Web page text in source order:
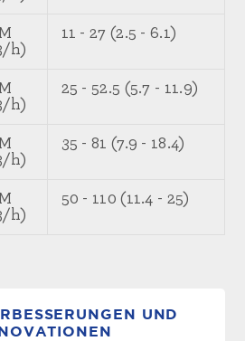
h)
11 - 27 (2.5 - 6.1)
h)
25 - 52.5 (5.7 - 11.9)
h)
35 - 81 (7.9 - 18.4)
h)
50 - 110 (11.4 - 25)
UND